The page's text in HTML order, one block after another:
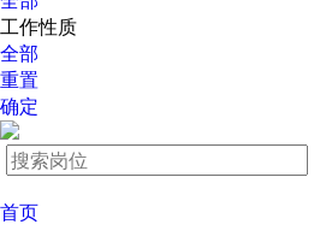
工作性质
全部
重置
确定
首页